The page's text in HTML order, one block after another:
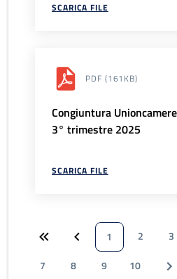
SCARICA FILE
PDF (161KB)
Congiuntura
3° trimestre 2025
SCARICA FILE
1 2 3
7
8 9 10